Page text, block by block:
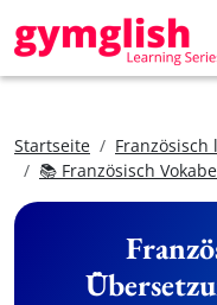
Startseite
Französisch
📚 Französisch